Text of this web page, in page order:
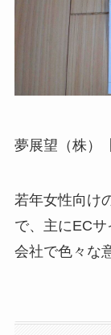
夢展望（株）
若年女性向け
で、主にEC
会社で色々な